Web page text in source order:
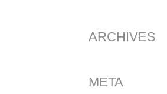
ARCHIVES
META